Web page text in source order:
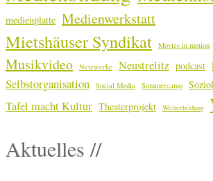
medienplatte Medienwerkstatt
Mietshäuser Syndikat Movies in motion
Musikvideo Netzwerke Neustrelitz podcast
Selbstorganisation
Social Media Sommercamp
Tafel macht Kultur Theaterprojekt Weiterbildung
Aktuelles //